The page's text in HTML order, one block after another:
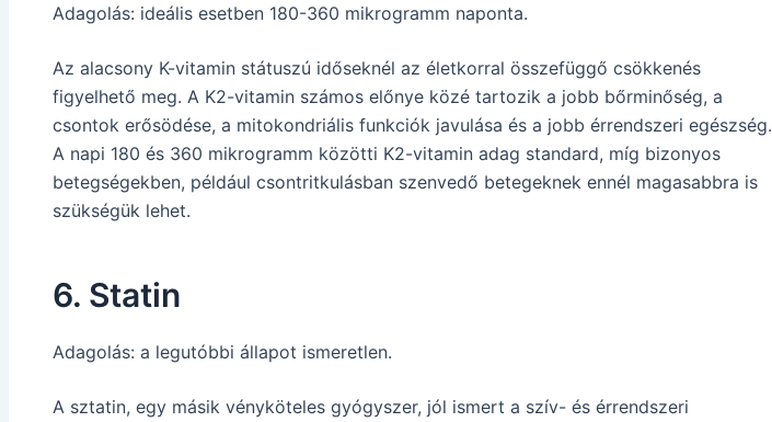
Adagolás: ideális esetben 180-360 mikrogramm naponta.
Az alacsony K-vitamin státuszú időseknél az életkorral összefüggő csökkenés
figyelhető meg. A K2-vitamin számos előnye közé tartozik a jobb bőrminőség, a
csontok erősödése, a mitokondriális funkciók javulása és a jobb érrendszeri egészség.
A napi 180 és 360 mikrogramm közötti K2-vitamin adag standard, míg bizonyos
betegségekben, például csontritkulásban szenvedő betegeknek ennél magasabbra is
szükségük lehet.
6. Statin
Adagolás: a legutóbbi állapot ismeretlen.
A sztatin, egy másik vényköteles gyógyszer, jól ismert a szív- és érrendszeri